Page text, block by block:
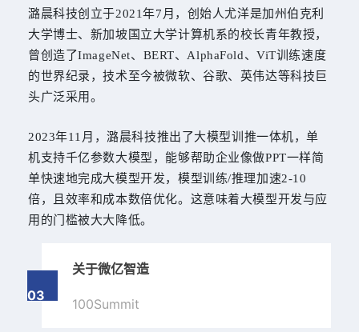
潞晨科技创立于2021年7月，创始人尤洋是加州伯克利
大学博士、新加坡国立大学计算机系的校长青年教授，
曾创造了ImageNet、BERT、AlphaFold、ViT训练速度
的世界纪录，技术至今被微软、谷歌、英伟达等科技巨
头广泛采用。
2023年11月，潞晨科技推出了大模型训推一体机，单
机支持千亿参数大模型，能够帮助企业像做PPT一样简
单快速地完成大模型开发，模型训练/推理加速2-10
倍，且效率和成本数倍优化。这意味着大模型开发与应
用的门槛被大大降低。
03
关于微亿智造
100Summit